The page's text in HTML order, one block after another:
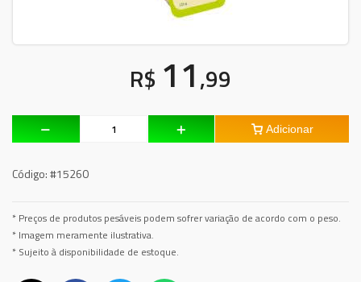
R$ 11,99
Adicionar
Código:#15260
* Preços de produtos pesáveis podem sofrer variação de acordo com o peso.
* Imagem meramente ilustrativa.
* Sujeito à disponibilidade de estoque.